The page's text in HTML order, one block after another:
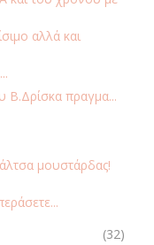
ΜΑΓΕΊΡΕΜΑ
FREE TIME
αλλά και
Β.Δρίσκα πραγμα...
μουστάρδας!
(32)